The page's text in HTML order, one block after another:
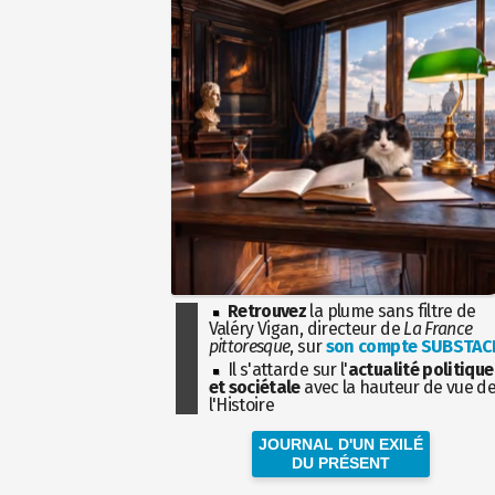
Retrouvez la plume sans filtre de
Valéry Vigan, directeur de La France
pittoresque, surson compte
Il s'attarde sur l'actualité politique
et sociétaleavec la hauteur de vue
l'Histoire
JOURNAL D'UN EXILÉ
DU PRÉSENT